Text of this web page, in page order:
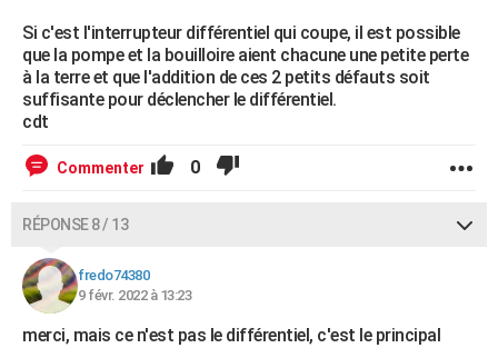
Si c'est l'interrupteur différentiel qui coupe, il est possible
que la pompe et la bouilloire aient chacune une petite perte
à la terre et que l'addition de ces 2 petits défauts soit
suffisante pour déclencher le différentiel.
cdt
Commenter 0
RÉPONSE 8 / 13
fredo74380
9 févr. 2022 à 13:23
merci, mais ce n'est pas le différentiel, c'est le principal